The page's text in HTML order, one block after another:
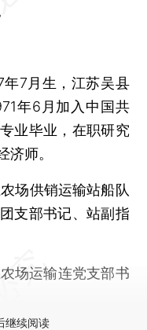
7月生，江苏吴县
年6月加入中国共
业毕业，在职研究
济师。
供销运输站船队
支部书记、站副指
场运输连党支部书
继续阅读